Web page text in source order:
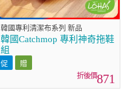
韓國專利清潔布系列 新品
韓國Catchmop 專利神奇拖鞋
組
871